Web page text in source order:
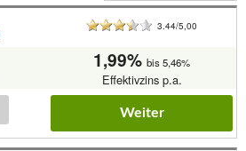
3.44/5,00
1,99% bis 5,46%
Effektivzins p.a.
Weiter